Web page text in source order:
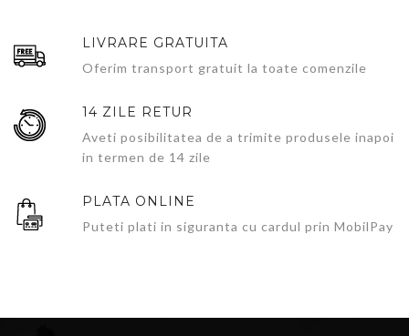
LIVRARE GRATUITA
Oferim transport gratuit la toate comenzile
14 ZILE RETUR
Aveti posibilitatea de a trimite produsele inapoi
in termen de 14 zile
PLATA ONLINE
Puteti plati in siguranta cu cardul prin MobilPay